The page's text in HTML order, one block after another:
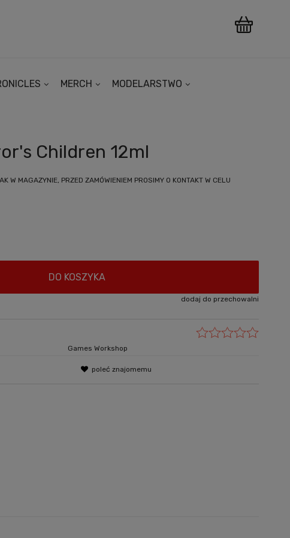
MERCH MODELARSTWO
Children 12ml
W MAGAZYNIE, PRZED ZAMÓWIENIEM PROSIMY O KONTAKT W CELU
DO KOSZYKA
dodaj do przechowalni
Games Workshop
poleć znajomemu